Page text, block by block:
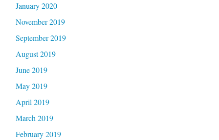
January 2020
November 2019
September 2019
August 2019
June 2019
May 2019
April 2019
March 2019
February 2019